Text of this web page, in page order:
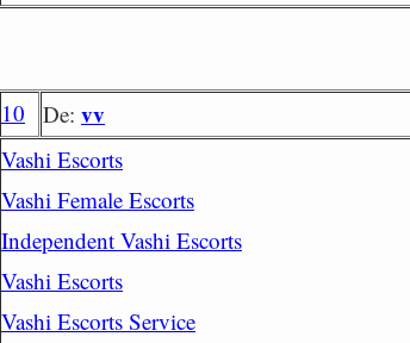
10 De: vv
Vashi Escorts
Vashi Female Escorts
Independent Vashi Escorts
Vashi Escorts
Vashi Escorts Service